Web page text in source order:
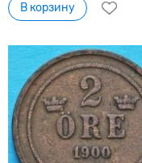
В корзину